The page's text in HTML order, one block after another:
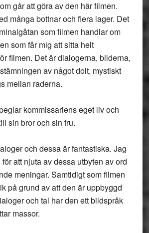
går att göra av den här filmen.
många bottnar och flera lager. Det
som filmen handlar om
som får mig att sitta helt
filmen. Det är dialogerna, bilderna,
av något dolt, mystiskt
mellan raderna.
kommissariens eget liv och
sin bror och sin fru.
och dessa är fantastiska. Jag
att njuta av dessa utbyten av ord
meningar. Samtidigt som filmen
på grund av att den är uppbyggd
och tal har den ett bildspråk
massor.